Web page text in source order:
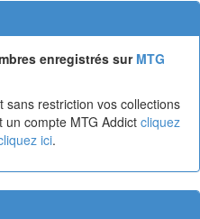
enregistrés sur MTG
restriction vos collections
compte MTG Addict cliquez
ici.